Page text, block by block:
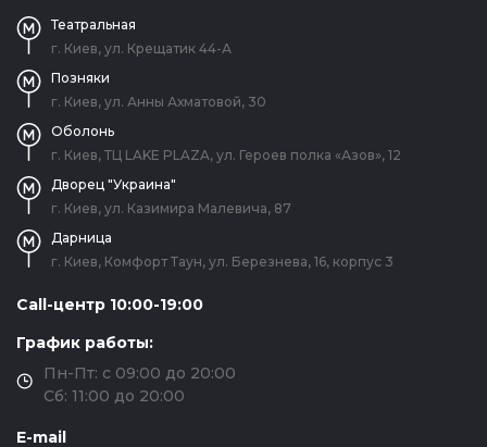
Театральная
г. Киев, ул. Крещатик 44-А
Позняки
г. Киев, ул. Анны Ахматовой, 30
Оболонь
г. Киев, ТЦ LAKE PLAZA, ул. Героев полка «Азов», 12
Дворец "Украина"
г. Киев, ул. Казимира Малевича, 87
Дарница
г. Киев, Комфорт Таун, ул. Березнева, 16, корпус 3
Call-центр 10:00-19:00
График работы:
Пн-Пт: с 09:00 до 20:00
Сб: 11:00 до 20:00
E-mail